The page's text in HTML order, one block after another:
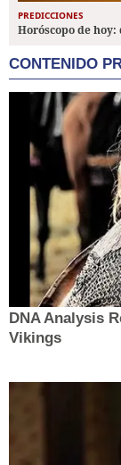
PREDICCIONES
Horóscopo de
CONTENIDO
DNA Analysis
Vikings